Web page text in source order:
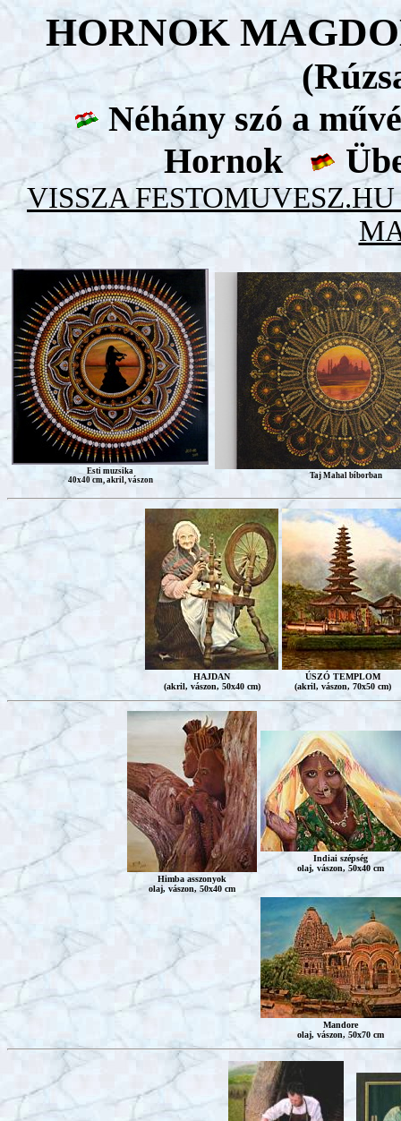
HORNOK
Néhány szó a
Hornok
VISSZA
Esti muzsika
40x40 cm, akril, vászon
Taj Mahal bíborban
HAJDAN
(akril, vászon, 50x40 cm)
ÚSZÓ TEMPLOM
(akril, vászon, 70x50 cm)
Himba asszonyok
olaj, vászon, 50x40 cm
Indiai szépség
olaj, vászon, 50x40 cm
Mandore
olaj, vászon, 50x70 cm